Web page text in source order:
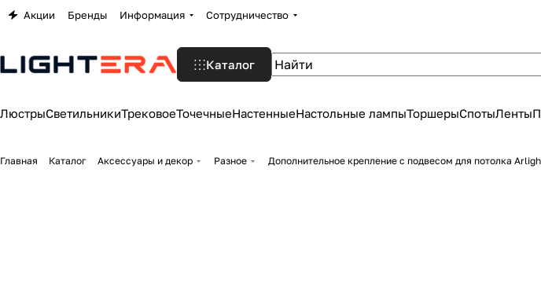
Акции Бренды Информация Сотрудничество
Каталог
ЛюстрыСветильникиТрековоеТочечныеНастенныеНастольные лампыТоршерыСпотыЛенты
Главная Каталог Аксессуары и декор Разное Дополнительное крепление с подвесом для потолка